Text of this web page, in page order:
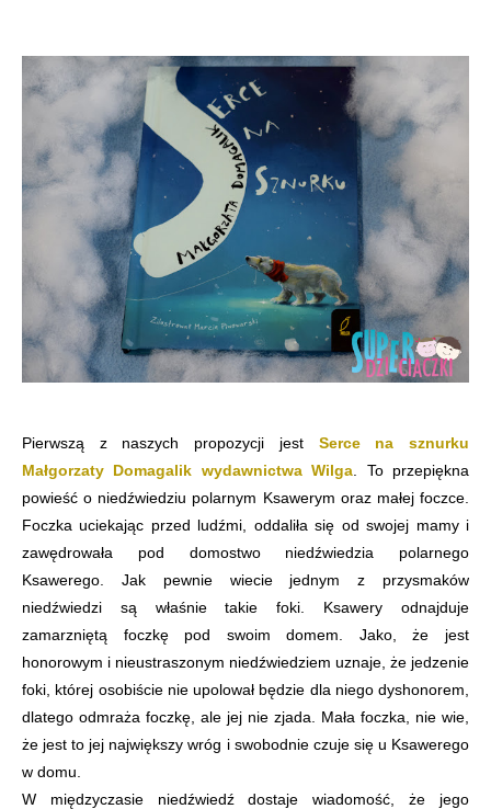
Pierwszą z naszych propozycji jest Serce na sznurku
Małgorzaty Domagalik wydawnictwa Wilga . To przepiękna
powieść o niedźwiedziu polarnym Ksawerym oraz małej foczce.
Foczka uciekając przed ludźmi, oddaliła się od swojej mamy i
zawędrowała pod domostwo niedźwiedzia polarnego
Ksawerego. Jak pewnie wiecie jednym z przysmaków
niedźwiedzi są właśnie takie foki. Ksawery odnajduje
zamarzniętą foczkę pod swoim domem. Jako, że jest
honorowym i nieustraszonym niedźwiedziem uznaje, że jedzenie
foki, której osobiście nie upolował będzie dla niego dyshonorem,
dlatego odmraża foczkę, ale jej nie zjada. Mała foczka, nie wie,
że jest to jej największy wróg i swobodnie czuje się u Ksawerego
w domu.
W międzyczasie niedźwiedź dostaje wiadomość, że jego